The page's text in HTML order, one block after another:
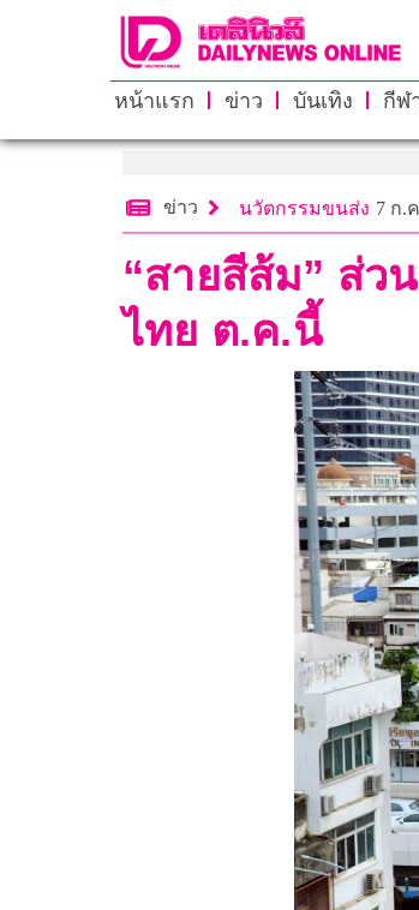
หน้าแรก ข่าว บันเทิง กีฬ
ข่าว นวัตกรรมขนส่ง 7 ก.
“สายสีส้ม” ส่ว
ไทย ต.ค.นี้